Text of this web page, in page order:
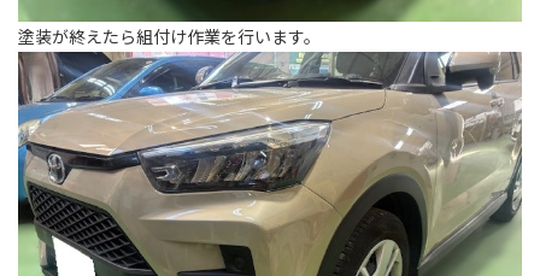
塗装が終えたら組付け作業を行います。